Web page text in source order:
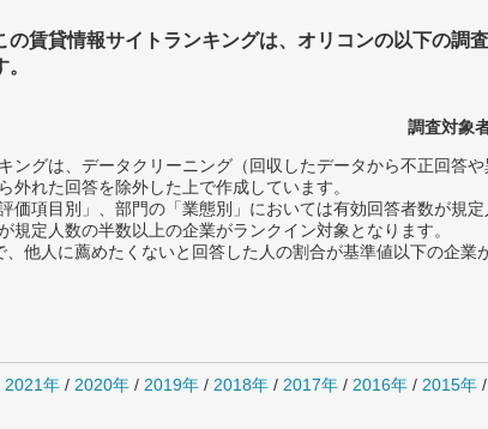
の賃貸情報サイトランキングは、オリコンの以下の調
。
調査対象
ングは、データクリーニング（回収したデータから不正回答や
れた回答を除外した上で作成しています。
価項目別」、部門の「業態別」においては有効回答者数が規
規定人数の半数以上の企業がランクイン対象となります。
他人に薦めたくないと回答した人の割合が基準値以下の企業
2021年 / 2020年 / 2019年 / 2018年 / 2017年 / 2016年 / 2015年 /